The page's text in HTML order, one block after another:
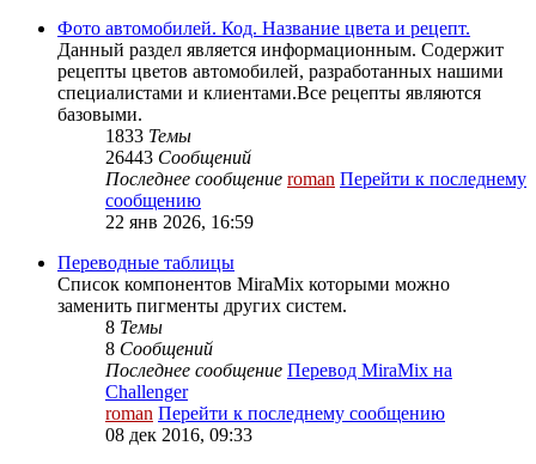
Фото автомобилей. Код. Название цвета и рецепт.
Данный раздел является информационным. Содержит
рецепты цветов автомобилей, разработанных нашими
специалистами и клиентами.Все рецепты являются
базовыми.
1833 Темы
26443 Сообщений
Последнее сообщение roman Перейти к последнему
сообщению
22 янв 2026, 16:59
Переводные таблицы
Список компонентов MiraMix которыми можно
заменить пигменты других систем.
8 Темы
8 Сообщений
Последнее сообщение Перевод MiraMix на
Challenger
roman Перейти к последнему сообщению
08 дек 2016, 09:33